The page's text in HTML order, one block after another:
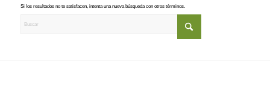
Si los resultados no te satisfacen, intenta una nueva búsqueda con otros términos.